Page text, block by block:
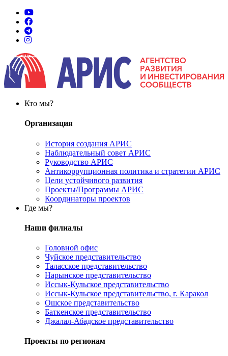
Кто мы?
Организация
История создания АРИС
Наблюдательный совет АРИС
Руководство АРИС
Антикоррупционная политика и стратегии АРИС
Цели устойчивого развития
Проекты/Программы АРИС
Координаторы проектов
Где мы?
Наши филиалы
Головной офис
Чуйское представительство
Таласское представительство
Нарынское представительство
Иссык-Кульское представительство
Иссык-Кульское представительство, г. Каракол
Ошское представительство
Баткенское представительство
Джалал-Абадское представительство
Проекты по регионам